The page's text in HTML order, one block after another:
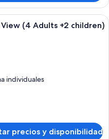
sala moderna con un sofá azul,
(4 Adults +2 children)
individuales
precios y disponibilidad